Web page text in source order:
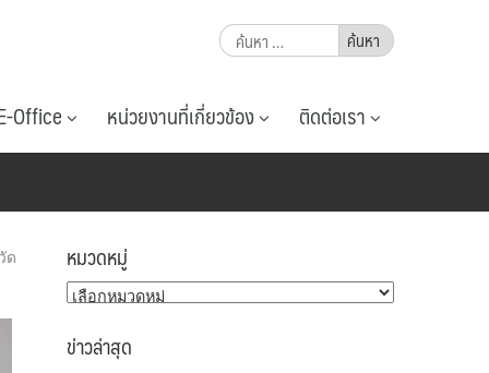
ค้นหา
สำหรับ:
Office หน่วยงานที่เกี่ยวข้อง ติดต่อเรา
ด หมวดหมู่
หมวด
ข่าวล่าสุด